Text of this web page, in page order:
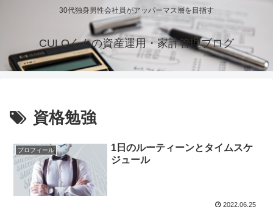
30代独身男性会社員がアッパーマス層を目指す
CULOくんの資産運用・家計管理ブログ
資格勉強
プロフィール
1日のルーティーンとタイムスケ
ジュール
2022.06.25